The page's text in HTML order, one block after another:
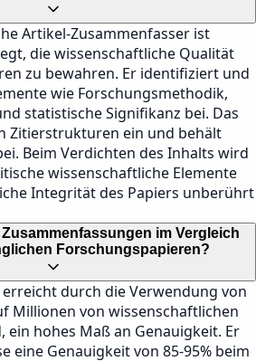
Artikel-Zusammenfasser ist
die wissenschaftliche Qualität
zu bewahren. Er identifiziert und
wie Forschungsmethodik,
statistische Signifikanz bei. Das
Zitierstrukturen ein und behält
Beim Verdichten des Inhalts wird
wissenschaftliche Elemente
Integrität des Papiers unberührt
im Vergleich
Forschungspapieren?
durch die Verwendung von
Millionen von wissenschaftlichen
hohes Maß an Genauigkeit. Er
eine Genauigkeit von 85-95% beim